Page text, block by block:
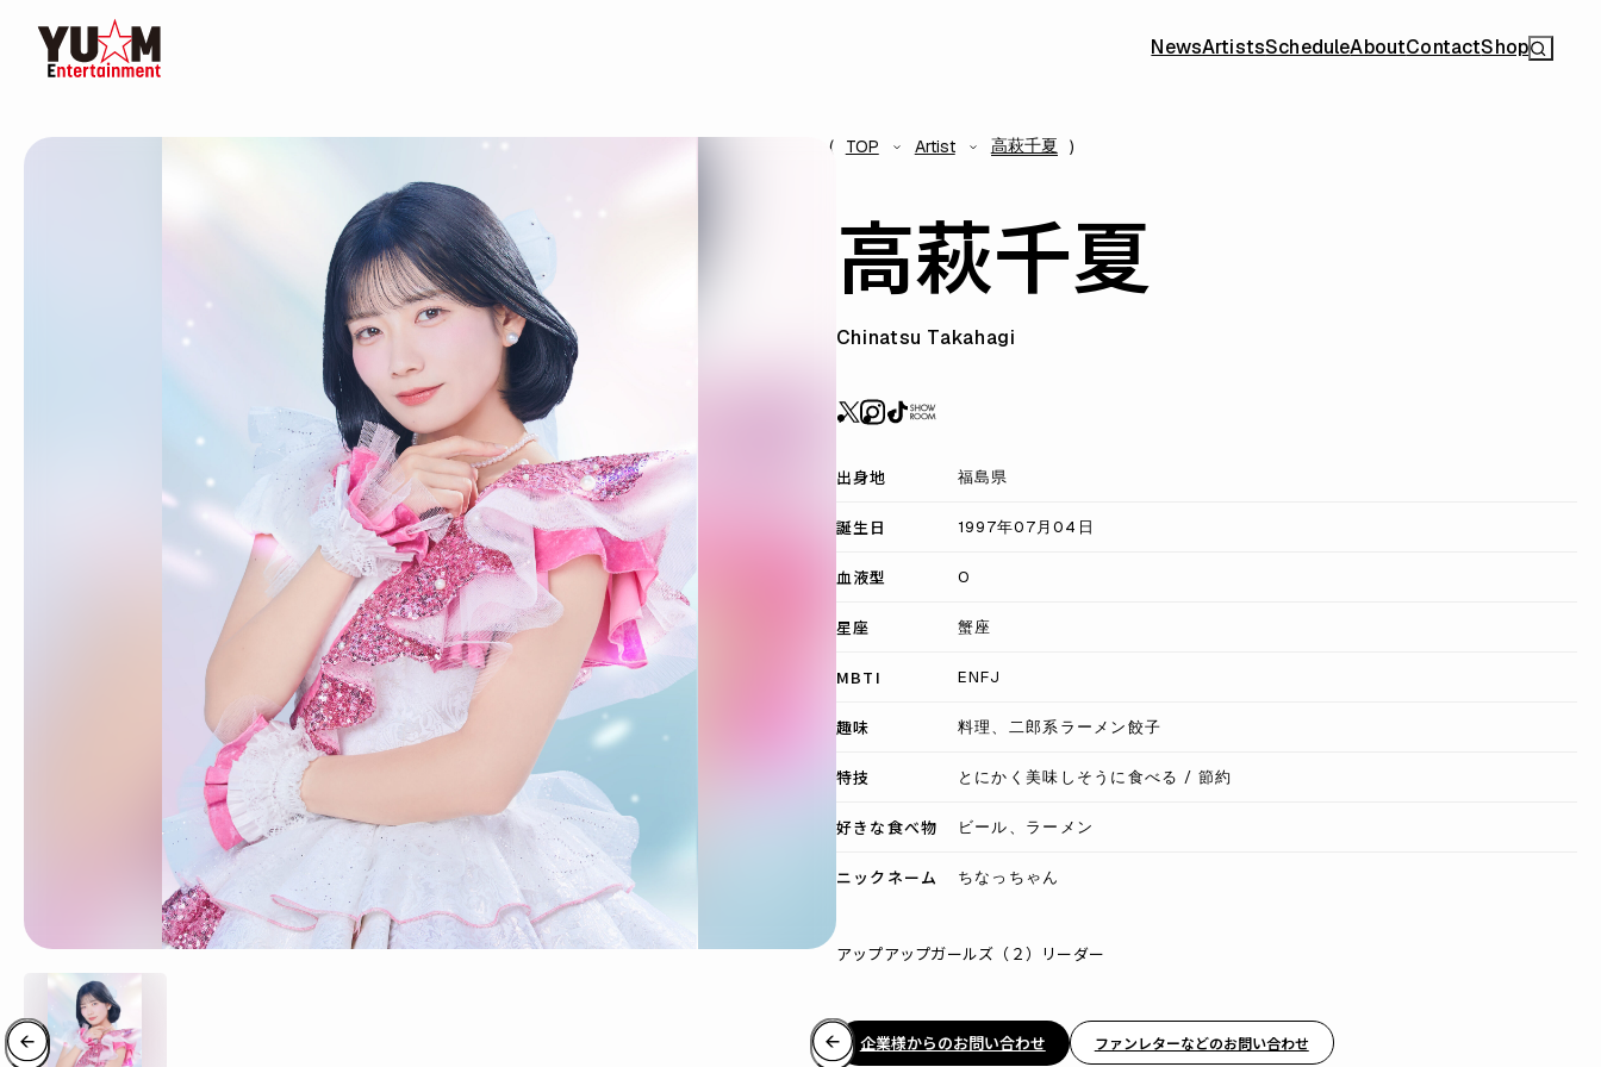
NewsArtistsScheduleAboutContactShop
TOP Artist 高萩千夏
高萩千夏
Chinatsu Takahagi
出身地 福島県
誕生日 1997年07月04日
血液型 O
星座 蟹座
MBTI ENFJ
趣味 料理、二郎系ラーメン餃子
特技 とにかく美味しそうに食べる / 節約
好きな食べ物 ビール、ラーメン
ニックネーム ちなっちゃん
アップアップガールズ（２）リーダー
企業様からのお問い合わせ ファンレターなどのお問い合わせ